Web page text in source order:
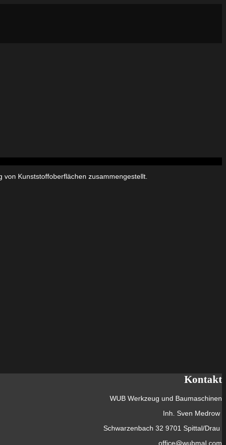
Kunststoffoberflächen zusammengestellt.
Kontakt
WUB Werkzeug und Baumaschinen
Inh. Sven Medrow
Schwarzenbach 32 9701 Spittal/Drau
office@wubmal.com